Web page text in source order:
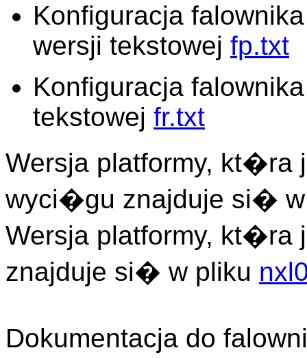
Konfiguracja
wersji tekstowej fp.txt
Konfiguracja
tekstowej fr.txt
Wersja platformy, kt�ra
wyci�gu znajduje si�
Wersja platformy, kt�ra
znajduje si� w pliku
Dokumentacja do